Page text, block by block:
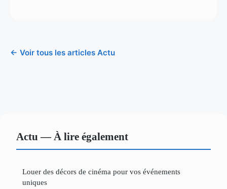
← Voir tous les articles Actu
Actu — À lire également
Louer des décors de cinéma pour vos événements
uniques